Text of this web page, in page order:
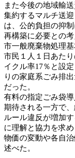
また今後の地域輸
集約するマルチ送
は、公的負担の抑
再構築に必要との考
市一般廃棄物処理
市民１人１日あた
イクル率17％と設
りの家庭系ごみ排
だった。
有料の指定ごみ袋
期待される一方で
ルール違反が増加
に理解と協力を求
物価の変動や各自
述べた。